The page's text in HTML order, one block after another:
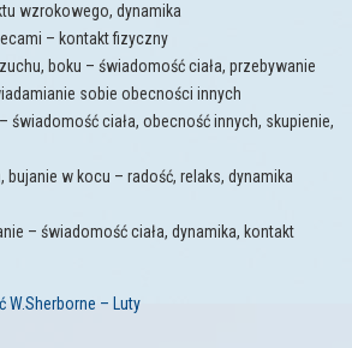
wzrokowego, dynamika
– kontakt fizyczny
boku – świadomość ciała, przebywanie
sobie obecności innych
świadomość ciała, obecność innych, skupienie,
bujanie w kocu – radość, relaks, dynamika
– świadomość ciała, dynamika, kontakt
W.Sherborne – Luty